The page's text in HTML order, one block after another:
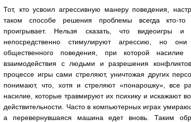
Тот, кто усвоил агрессивную манеру поведения,
таком способе решения проблемы всегда кто-то
проигрывает. Нельзя сказать, что видеоигры
непосредственно стимулируют агрессию, но
общественного поведения, при которой насилие
взаимодействия с людьми и разрешения
процессе игры сами стреляют, уничтожая других
понимают, что, хотя и стреляют «понарошку», все
насилие, которые травмируют их психику и искажают
действительности. Часто в компьютерных играх
а перевернувшаяся машина едет вновь. Таким